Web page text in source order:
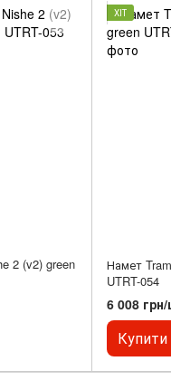
2 (v2) green
ХІТ
Намет
UTRT-054
6 008
Купити